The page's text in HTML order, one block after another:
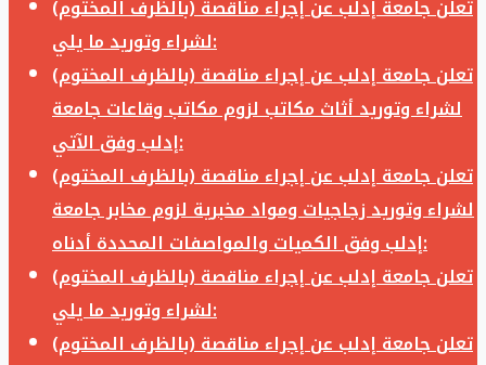
تعلن جامعة إدلب عن إجراء مناقصة (بالظرف المختوم)
لشراء وتوريد ما يلي:
تعلن جامعة إدلب عن إجراء مناقصة (بالظرف المختوم)
لشراء وتوريد أثاث مكاتب لزوم مكاتب وقاعات جامعة
إدلب وفق الآتي:
تعلن جامعة إدلب عن إجراء مناقصة (بالظرف المختوم)
لشراء وتوريد زجاجيات ومواد مخبرية لزوم مخابر جامعة
إدلب وفق الكميات والمواصفات المحددة أدناه:
تعلن جامعة إدلب عن إجراء مناقصة (بالظرف المختوم)
لشراء وتوريد ما يلي:
تعلن جامعة إدلب عن إجراء مناقصة (بالظرف المختوم)